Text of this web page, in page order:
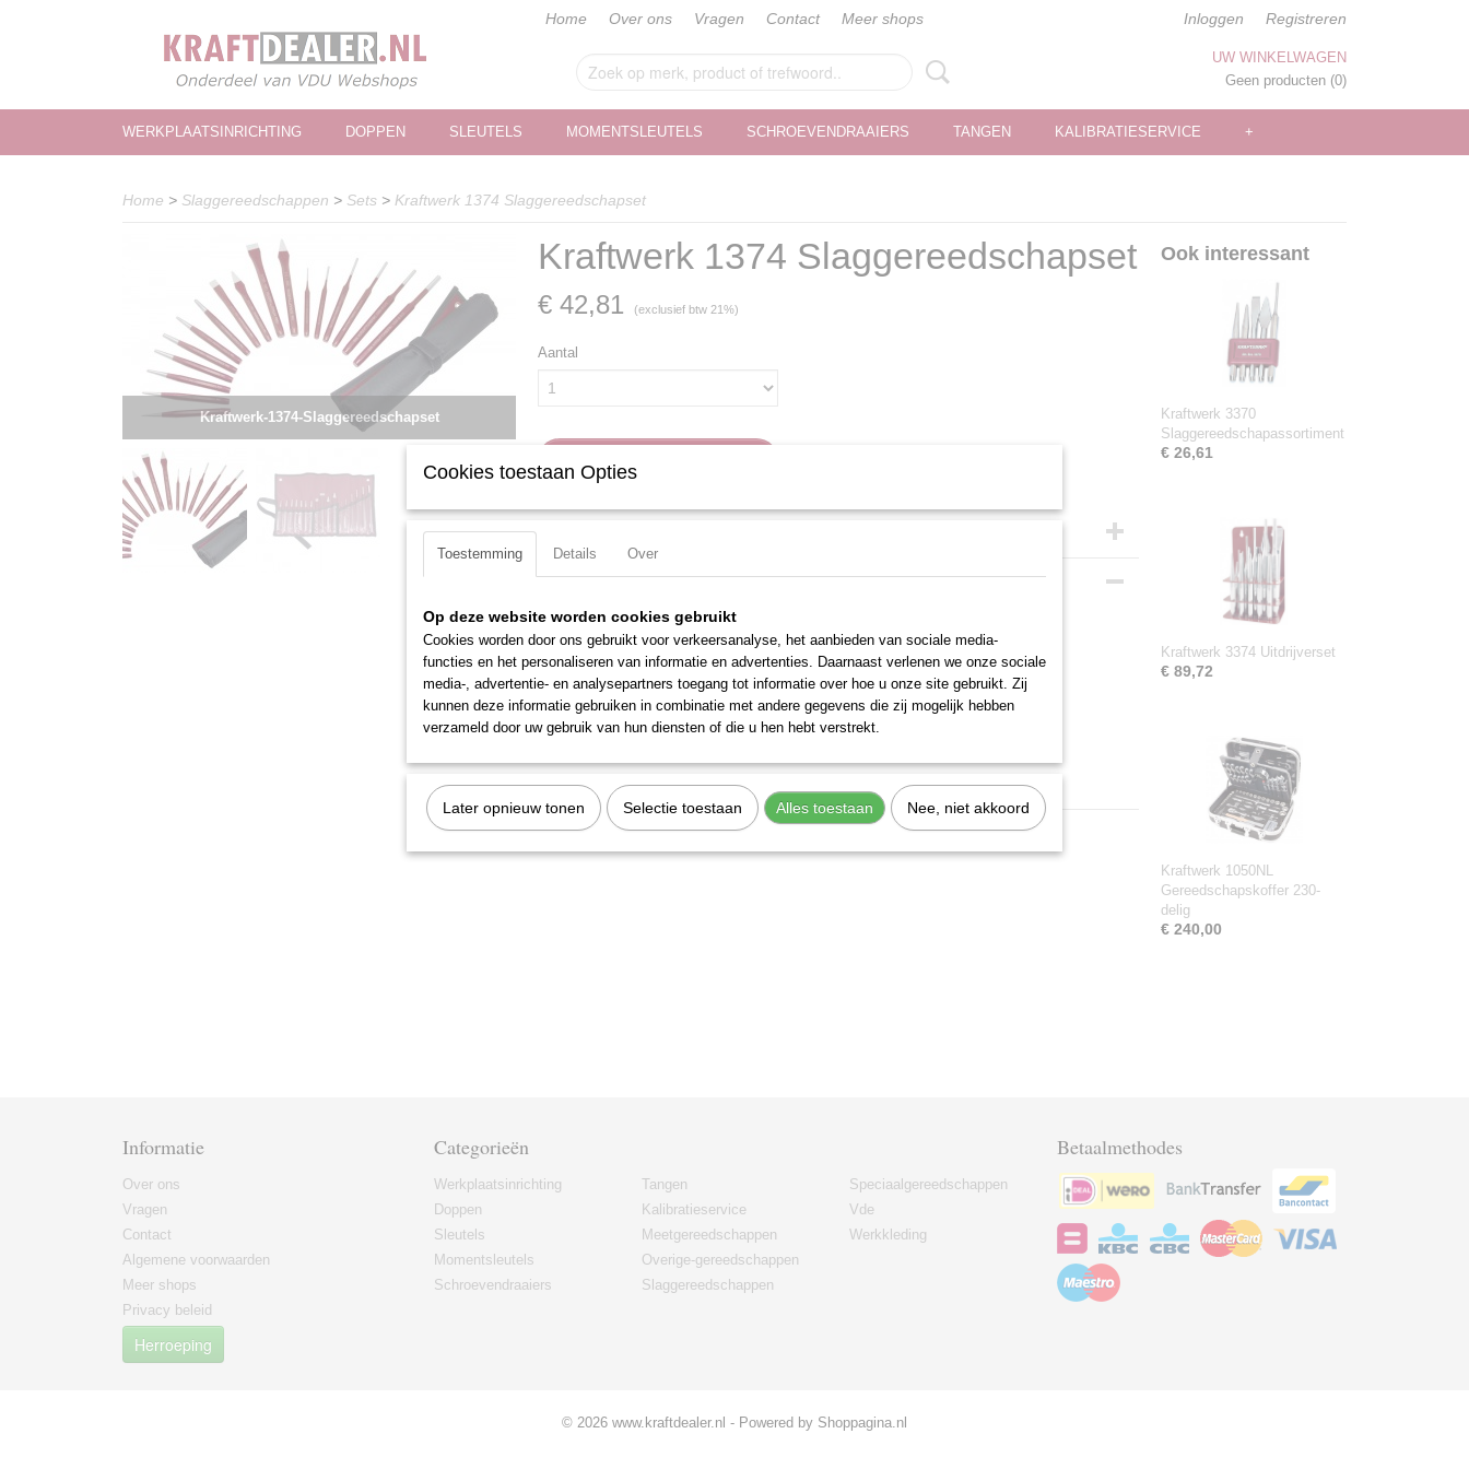
Home Over ons Vragen Contact Meer shops Inloggen Registreren
UW WINKELWAGEN
Geen producten (0)
WERKPLAATSINRICHTING DOPPEN SLEUTELS MOMENTSLEUTELS SCHROEVENDRAAIERS TANGEN KALIBRATIESERVICE +
Home > Slaggereedschappen > Sets > Kraftwerk 1374 Slaggereedschapset
Kraftwerk-1374-Slaggereedschapset
Kraftwerk 1374 Slaggereedschapset
€ 42,81 (exclusief btw 21%)
Aantal
Productcode leverancier
Omschrijving
Complete set in handige roltas.
Inhoud:
Pendrijver 2 - 3 - 4 - 5 - 6 mm
Centerpunt no. 1 - no. 2
Doorslag 2 - 3 - 4 - 5 - 6 mm
Ritsbeitel 5 - 7 mm
Ook interessant
Kraftwerk 3370
Slaggereedschapassortiment
€ 26,61
Kraftwerk 3374 Uitdrijverset
€ 89,72
Kraftwerk 1050NL
Gereedschapskoffer 230-
delig
€ 240,00
Informatie
Over ons
Vragen
Contact
Algemene voorwaarden
Meer shops
Privacy beleid
Herroeping
Categorieën
Werkplaatsinrichting
Doppen
Sleutels
Momentsleutels
Schroevendraaiers
Tangen
Kalibratieservice
Meetgereedschappen
Overige-gereedschappen
Slaggereedschappen
Speciaalgereedschappen
Vde
Werkkleding
Betaalmethodes
© 2026 www.kraftdealer.nl - Powered by Shoppagina.nl
Cookies toestaan Opties
Toestemming Details Over
Op deze website worden cookies gebruikt
Cookies worden door ons gebruikt voor verkeersanalyse, het aanbieden van sociale media-
functies en het personaliseren van informatie en advertenties. Daarnaast verlenen we onze sociale
media-, advertentie- en analysepartners toegang tot informatie over hoe u onze site gebruikt. Zij
kunnen deze informatie gebruiken in combinatie met andere gegevens die zij mogelijk hebben
verzameld door uw gebruik van hun diensten of die u hen hebt verstrekt.
Later opnieuw tonen Selectie toestaan Alles toestaan Nee, niet akkoord